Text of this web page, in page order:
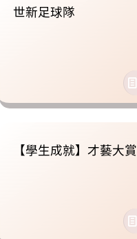
世新足球隊
【學生成就】才藝大賞